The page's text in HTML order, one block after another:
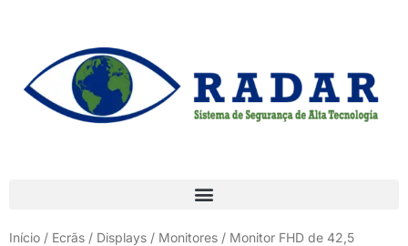
Início / Ecrãs / Displays / Monitores / Monitor FHD de 42,5